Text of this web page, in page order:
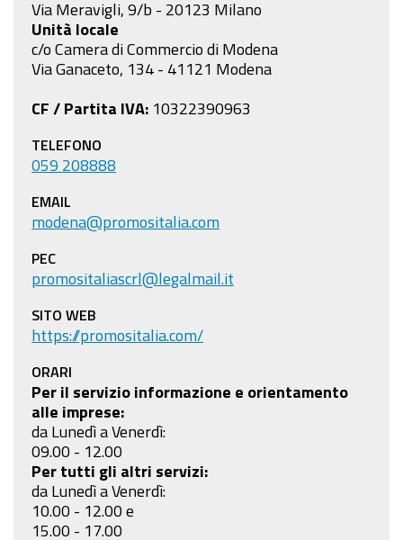
Via Meravigli, 9/b - 20123 Milano
Unità locale
c/o Camera di Commercio di Modena
Via Ganaceto, 134 - 41121 Modena
CF / Partita IVA: 10322390963
TELEFONO
059 208888
EMAIL
modena@promositalia.com
PEC
promositaliascrl@legalmail.it
SITO WEB
https://promositalia.com/
ORARI
Per il servizio informazione e orientamento
alle imprese:
da Lunedì a Venerdì:
09.00 - 12.00
Per tutti gli altri servizi:
da Lunedì a Venerdì:
10.00 - 12.00 e
15.00 - 17.00